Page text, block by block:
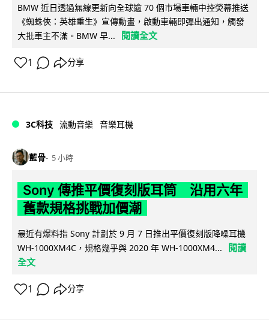
BMW 近日透過無線更新向全球逾 70 個市場車輛中控熒幕推送
《蜘蛛俠：英雄重生》宣傳動畫，啟動車輛即彈出通知，觸發
大批車主不滿。BMW 早...
閱讀全文
1 分享
3C科技 流動音樂 音樂耳機
藍骨 5 小時
Sony 傳推平價復刻版耳筒 沿用六年
舊款規格挑戰加價潮
最近有爆料指 Sony 計劃於 9 月 7 日推出平價復刻版降噪耳機
WH-1000XM4C，規格幾乎與 2020 年 WH-1000XM4...
閱讀
全文
1 分享